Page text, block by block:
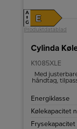
A
↑
G
E
Produktdatablad
Cylinda
K1085XLE
Med
håndtag,
Energiklasse
Kølekapacitet